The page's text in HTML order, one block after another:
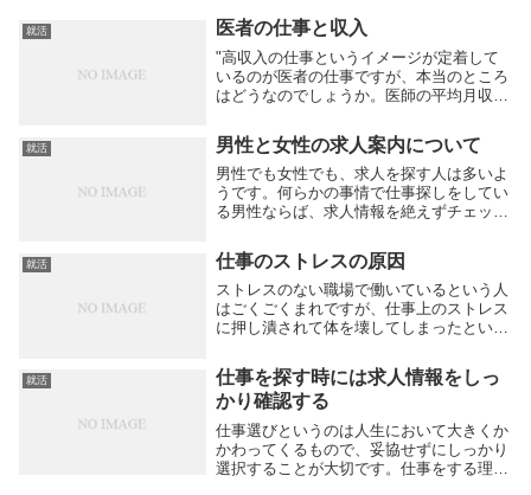
就活 医者の仕事と収入
"高収入の仕事というイメージが定着して
いるのが医者の仕事ですが、本当のところ
はどうなのでしょうか。医師の平均月収は
む
就活 男性と女性の求人案内について
男性でも女性でも、求人を探す人は多いよ
うです。何らかの事情で仕事探しをしてい
る男性ならば、求人情報を絶えずチェック
ても、男性と女性のどちらが対象なのか明
確になっていないことがあります。男女機
会均等法が施...
就活 仕事のストレスの原因
ストレスのない職場で働いているという人
はごくごくまれですが、仕事上のストレス
に押し潰されて体を壊してしまったという
仕事とは、どのような内容でしょうか。真
っ先に思いつくものに、コミュニケーショ
ンがあります...
就活
仕事を探す時には求人情報をしっ
かり確認する
仕事選びというのは人生において大きくか
かわってくるもので、妥協せずにしっかり
選択することが大切です。仕事をする理由